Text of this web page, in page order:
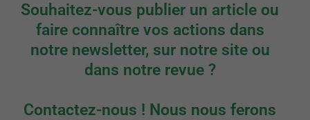
Souhaitez-vous publier un article ou
faire connaître vos actions dans
notre newsletter, sur notre site ou
dans notre revue ?
Contactez-nous ! Nous nous ferons